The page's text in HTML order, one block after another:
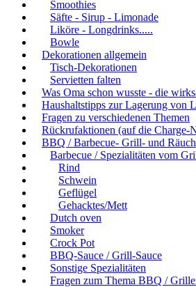
Smoothies
Säfte - Sirup - Limonade
Liköre - Longdrinks.....
Bowle
Dekorationen allgemein
Tisch-Dekorationen
Servietten falten
Was Oma schon wusste - die
Haushaltstipps zur Lagerung von
Fragen zu verschiedenen Themen
Rückrufaktionen (auf die Charge-
BBQ / Barbecue- Grill- und
Barbecue / Spezialitäten vom
Rind
Schwein
Geflügel
Gehacktes/Mett
Dutch oven
Smoker
Crock Pot
BBQ-Sauce / Grill-Sauce
Sonstige Spezialitäten
Fragen zum Thema BBQ /